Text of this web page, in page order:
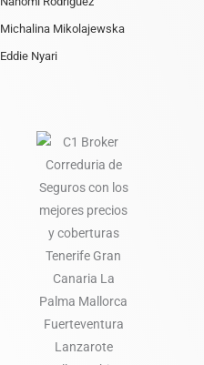
Michalina Mikolajewska
Eddie Nyari